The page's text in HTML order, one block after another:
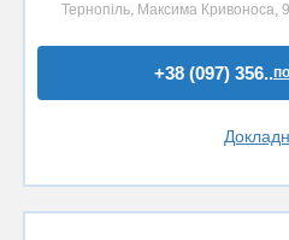
Тернопіль, Максима Кривоноса, 9
+38 (097) 356..